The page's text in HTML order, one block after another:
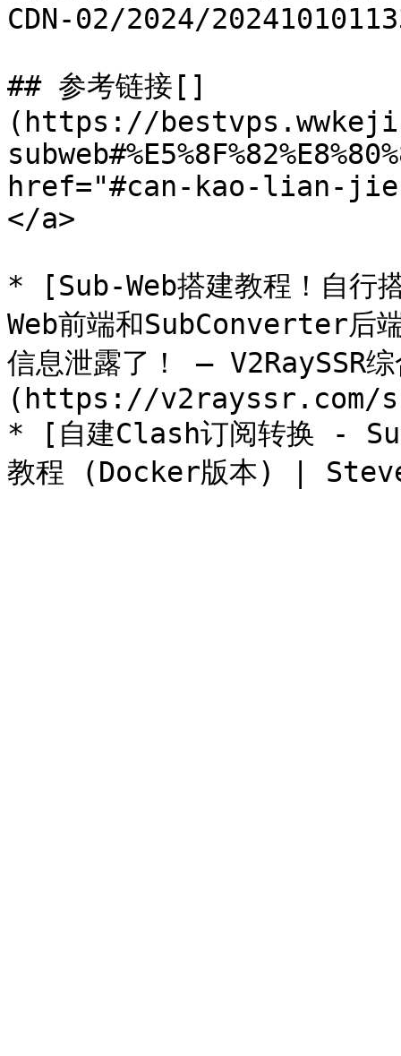
CDN-02/2024/
## 参考链接[​]
(https://
href="#can-kao-lian-
</a>
* [Sub-Web搭建教程！自行
Web前端和SubConverter后
信息泄露了！ – V2RaySSR
(https://v2rayssr.com/
* [自建Clash订阅转换 -